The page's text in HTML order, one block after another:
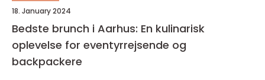
18. January 2024
Bedste brunch i Aarhus: En kulinarisk
oplevelse for eventyrrejsende og
backpackere